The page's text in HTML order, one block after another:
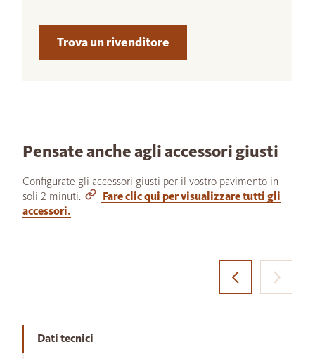
Trova un rivenditore
Pensate anche agli accessori giusti
Configurate gli accessori giusti per il vostro pavimento in
soli 2 minuti.
Fare clic qui per visualizzare tutti gli
accessori.
Dati tecnici